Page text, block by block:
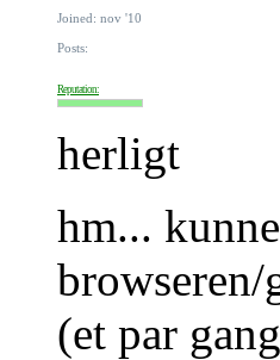
Joined: nov '10
Posts:
Reputation:
herligt
hm...
browseren/
(et par